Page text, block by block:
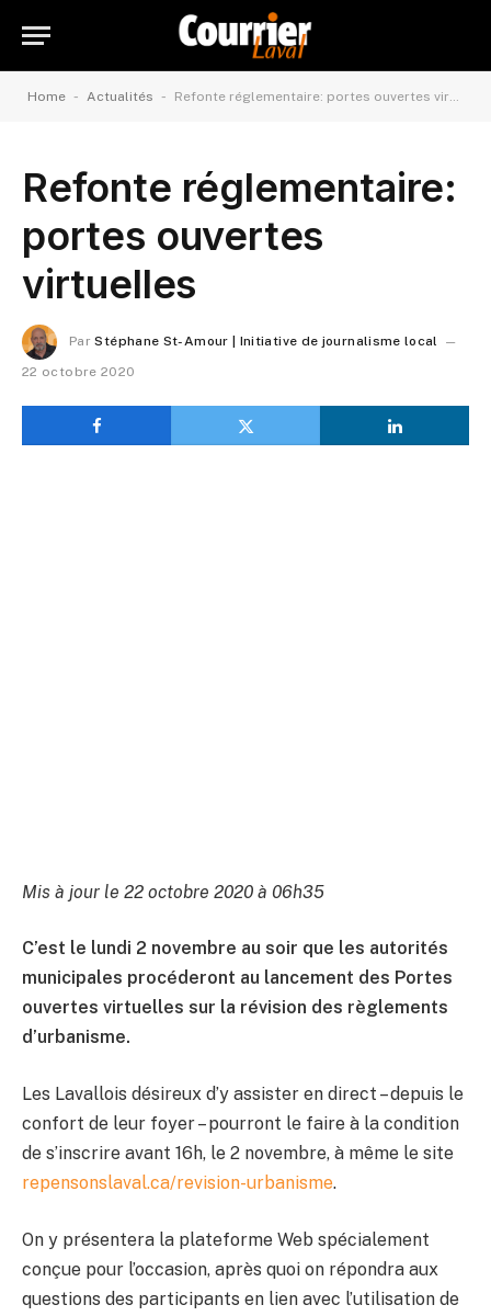
Home - Actualités - Refonte réglementaire: portes ouvertes virtuelles
Refonte réglementaire:
portes ouvertes
virtuelles
Par Stéphane St-Amour | Initiative de journalisme local
22 octobre 2020
Mis à jour le 22 octobre 2020 à 06h35
C’est le lundi 2 novembre au soir que les autorités
municipales procéderont au lancement des Portes
ouvertes virtuelles sur la révision des règlements
d’urbanisme.
Les Lavallois désireux d’y assister en direct – depuis le
confort de leur foyer – pourront le faire à la condition
de s’inscrire avant 16h, le 2 novembre, à même le site
repensonslaval.ca/revision-urbanisme.
On y présentera la plateforme Web spécialement
conçue pour l’occasion, après quoi on répondra aux
questions des participants en lien avec l’utilisation de